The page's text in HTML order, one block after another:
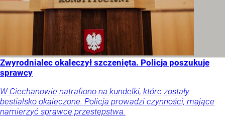
Zwyrodnialec okaleczył szczenięta. Policja poszukuje
sprawcy
W Ciechanowie natrafiono na kundelki, które zostały
bestialsko okaleczone. Policja prowadzi czynności, mające
namierzyć sprawcę przestępstwa.